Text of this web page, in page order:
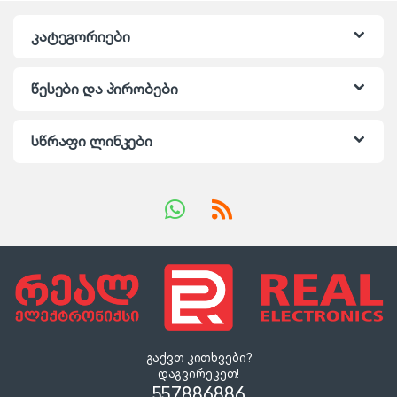
კატეგორიები
წესები და პირობები
სწრაფი ლინკები
გაქვთ კითხვები?
დაგვირეკეთ!